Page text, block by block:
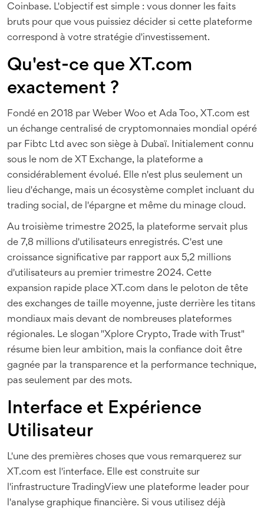
Coinbase. L'objectif est simple : vous donner les faits
bruts pour que vous puissiez décider si cette plateforme
correspond à votre stratégie d'investissement.
Qu'est-ce que XT.com
exactement ?
Fondé en 2018 par Weber Woo et Ada Too, XT.com est
un échange centralisé de cryptomonnaies mondial opéré
par Fibtc Ltd avec son siège à Dubaï. Initialement connu
sous le nom de XT Exchange, la plateforme a
considérablement évolué. Elle n'est plus seulement un
lieu d'échange, mais un écosystème complet incluant du
trading social, de l'épargne et même du minage cloud.
Au troisième trimestre 2025, la plateforme servait plus
de 7,8 millions d'utilisateurs enregistrés. C'est une
croissance significative par rapport aux 5,2 millions
d'utilisateurs au premier trimestre 2024. Cette
expansion rapide place XT.com dans le peloton de tête
des exchanges de taille moyenne, juste derrière les titans
mondiaux mais devant de nombreuses plateformes
régionales. Le slogan "Xplore Crypto, Trade with Trust"
résume bien leur ambition, mais la confiance doit être
gagnée par la transparence et la performance technique,
pas seulement par des mots.
Interface et Expérience
Utilisateur
L'une des premières choses que vous remarquerez sur
XT.com est l'interface. Elle est construite sur
l'infrastructure
TradingView une plateforme leader pour
l'analyse graphique financière. Si vous utilisez déjà